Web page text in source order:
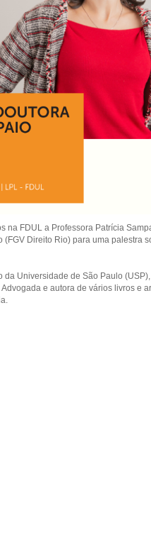
na FDUL a Professora Patrícia
Direito Rio) para uma palestra
da Universidade de São Paulo
e autora de vários livros e